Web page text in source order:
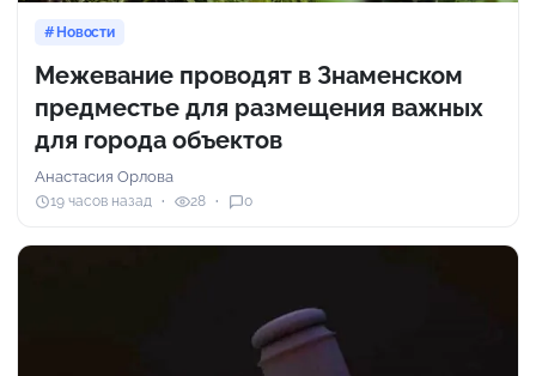
Новости
Межевание проводят в Знаменском
предместье для размещения важных
для города объектов
Анастасия Орлова
19 часов назад 28 0